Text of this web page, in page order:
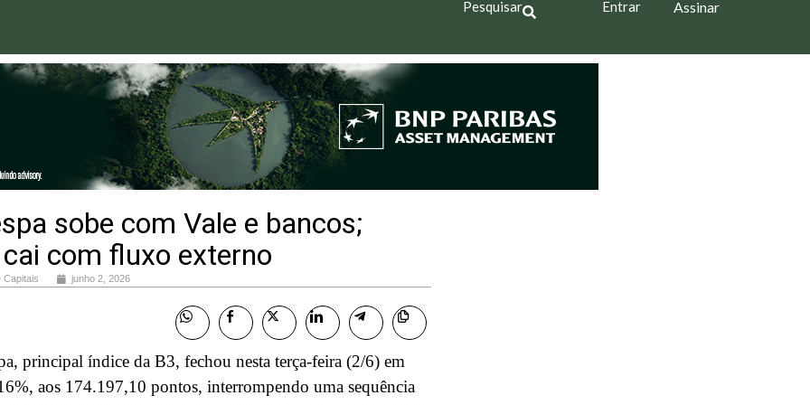
Pesquisar Entrar Assinar
sobe com Vale e bancos;
com fluxo externo
Capitais junho 2, 2026
principal índice da B3, fechou nesta terça-feira (2/6) em
aos 174.197,10 pontos, interrompendo uma sequência